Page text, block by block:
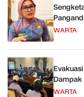
WARTA
WARTA